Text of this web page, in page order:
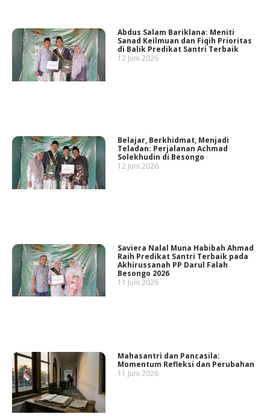
Abdus Salam Bariklana: Meniti
Sanad Keilmuan dan Fiqih Prioritas
di Balik Predikat Santri Terbaik
12 Juni 2026
Belajar, Berkhidmat, Menjadi
Teladan: Perjalanan Achmad
Solekhudin di Besongo
12 Juni 2026
Saviera Nalal Muna Habibah Ahmad
Raih Predikat Santri Terbaik pada
Akhirussanah PP Darul Falah
Besongo 2026
11 Juni 2026
Mahasantri dan Pancasila:
Momentum Refleksi dan Perubahan
11 Juni 2026